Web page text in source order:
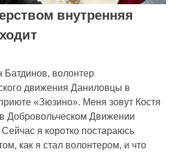
внутренняя
Батдинов, волонтер
движения Даниловцы в
«Зюзино». Меня зовут Костя
Добровольческом Движении
я коротко постараюсь
как я стал волонтером, и что